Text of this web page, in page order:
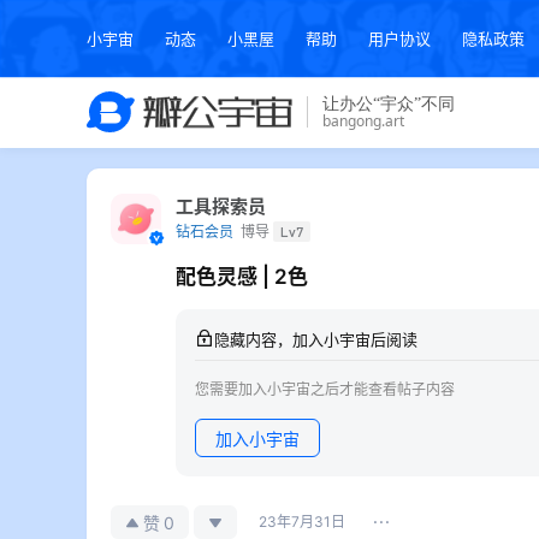
小宇宙 动态 小黑屋 帮助 用户协议 隐私政策
工具探索员
钻石会员 博导 Lv7
配色灵感 | 2色
隐藏内容，加入小宇宙后阅读
您需要加入小宇宙之后才能查看帖子内容
加入小宇宙
赞 0 23年7月31日